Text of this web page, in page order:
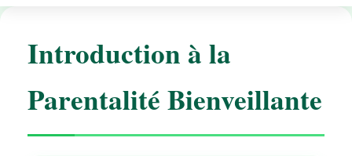
Introduction à la
Parentalité Bienveillante